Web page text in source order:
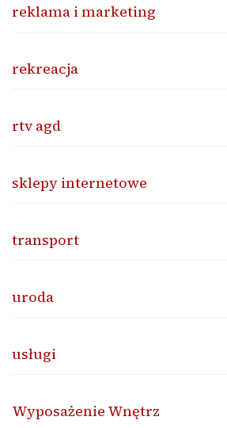
reklama i marketing
rekreacja
rtv agd
sklepy internetowe
transport
uroda
usługi
Wyposażenie Wnętrz